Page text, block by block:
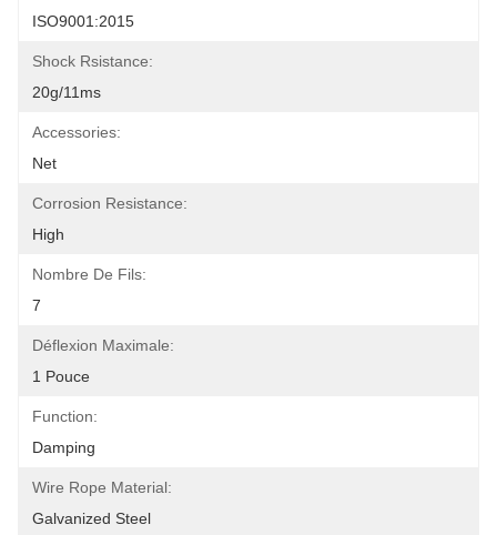
ISO9001:2015
Shock Rsistance:
20g/11ms
Accessories:
Net
Corrosion Resistance:
High
Nombre De Fils:
7
Déflexion Maximale:
1 Pouce
Function:
Damping
Wire Rope Material:
Galvanized Steel